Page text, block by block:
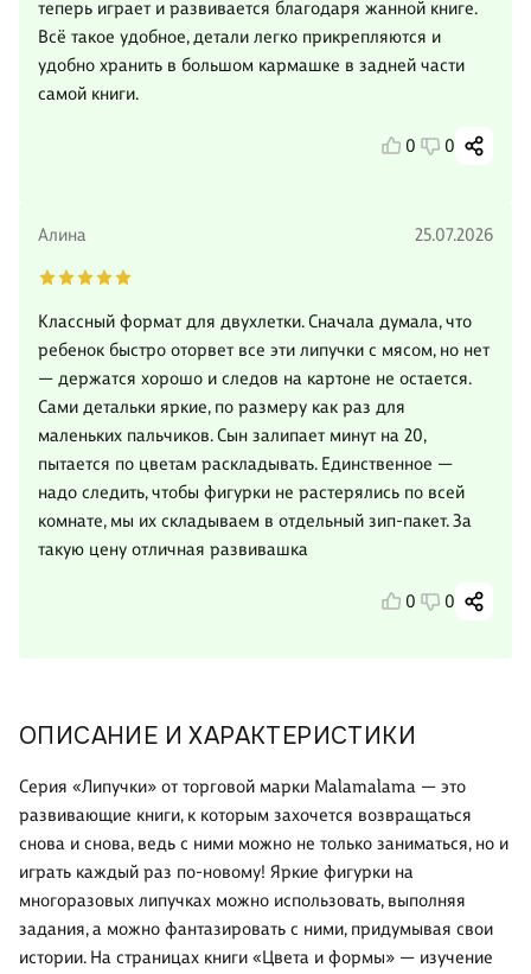
ОПИСАНИЕ И ХАРАКТЕРИСТИКИ
Серия «Липучки» от торговой марки Malamalama — это
развивающие книги, к которым захочется возвращаться
снова и снова, ведь с ними можно не только заниматься, но и
играть каждый раз по-новому! Яркие фигурки на
многоразовых липучках можно использовать, выполняя
задания, а можно фантазировать с ними, придумывая свои
истории. На страницах книги «Цвета и формы» — изучение
теперь играет и развивается благодаря жанной книге.
Всё такое удобное, детали легко прикрепляются и
удобно хранить в большом кармашке в задней части
самой книги.
0 0
Алина 25.07.2026
Классный формат для двухлетки. Сначала думала, что
ребенок быстро оторвет все эти липучки с мясом, но нет
— держатся хорошо и следов на картоне не остается.
Сами детальки яркие, по размеру как раз для
маленьких пальчиков. Сын залипает минут на 20,
пытается по цветам раскладывать. Единственное —
надо следить, чтобы фигурки не растерялись по всей
комнате, мы их складываем в отдельный зип-пакет. За
такую цену отличная развивашка
0 0